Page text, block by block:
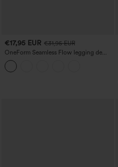
€17,95 EUR €31,95 EUR
OneForm Seamless Flow legging de
yoga taille haute, gainant pour le ventre
et effet rehausseur de fesses